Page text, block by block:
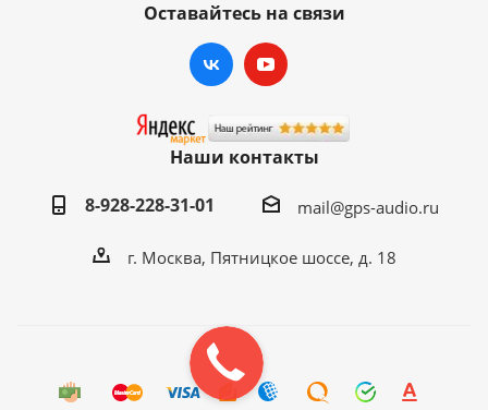
Оставайтесь на связи
Наши контакты
8-928-228-31-01
mail@gps-audio.ru
г. Москва, Пятницкое шоссе, д. 18